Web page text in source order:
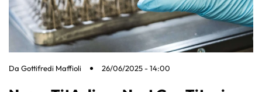
Da Gottifredi Maffioli 26/06/2025 - 14:00